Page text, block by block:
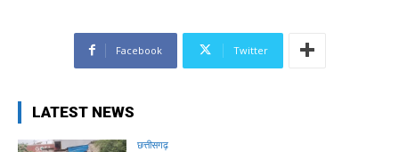
Facebook Twitter
LATEST NEWS
छत्तीसगढ़